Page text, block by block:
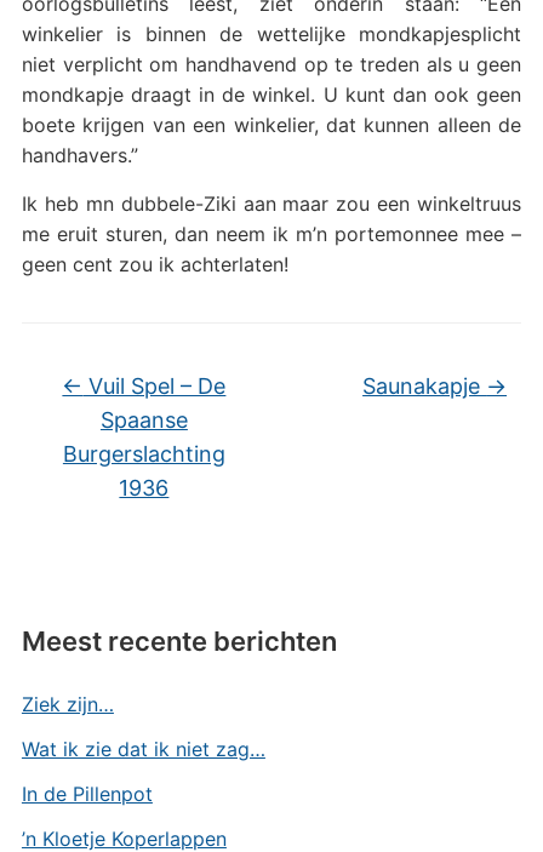
winkelier is binnen de wettelijke mondkapjesplicht
niet verplicht om handhavend op te treden als u geen
mondkapje draagt in de winkel. U kunt dan ook geen
boete krijgen van een winkelier, dat kunnen alleen de
handhavers.”
Ik heb mn dubbele-Ziki aan maar zou een winkeltruus
me eruit sturen, dan neem ik m’n portemonnee mee –
geen cent zou ik achterlaten!
← Vuil Spel – De
Spaanse
Burgerslachting
1936
Saunakapje →
Meest recente berichten
Ziek zijn…
Wat ik zie dat ik niet zag…
In de Pillenpot
’n Kloetje Koperlappen